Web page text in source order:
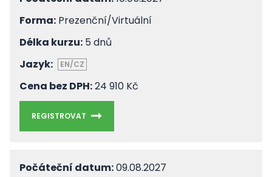
Forma: Prezenční/Virtuální
Délka kurzu: 5 dnů
Jazyk:
EN/CZ
Cena bez DPH:24 910 Kč
REGISTROVAT
Počáteční datum:09.08.2027